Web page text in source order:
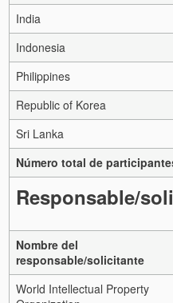
India
Indonesia
Philippines
Republic of Korea
Sri Lanka
Número total de
Responsable/
Nombre del
responsable/solicitante
World Intellectual Property